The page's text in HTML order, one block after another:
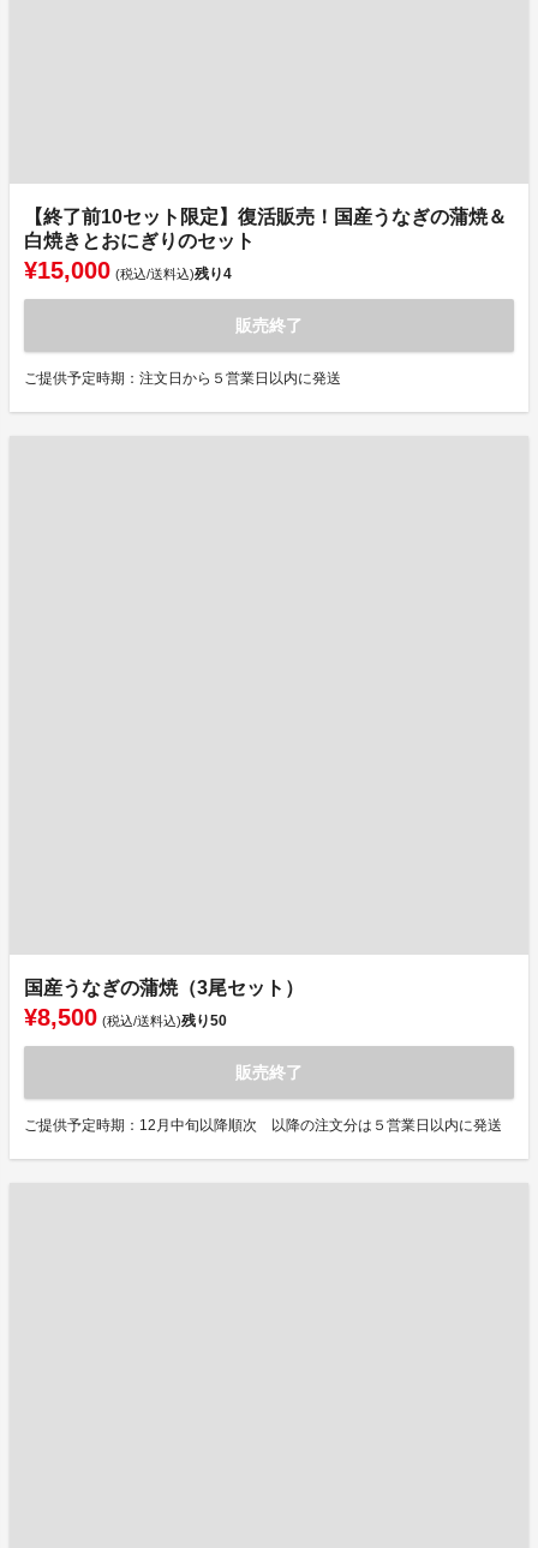
【終了前10セット限定】復活販売！国産うなぎの蒲焼＆
白焼きとおにぎりのセット
¥15,000 (税込/送料込)残り4
販売終了
ご提供予定時期：注文日から５営業日以内に発送
国産うなぎの蒲焼（3尾セット）
¥8,500 (税込/送料込)残り50
販売終了
ご提供予定時期：12月中旬以降順次 以降の注文分は５営業日以内に発送